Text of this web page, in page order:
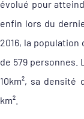
évolué pour
enfin lors du
2016, la population
de 579 personnes.
10km², sa
km².